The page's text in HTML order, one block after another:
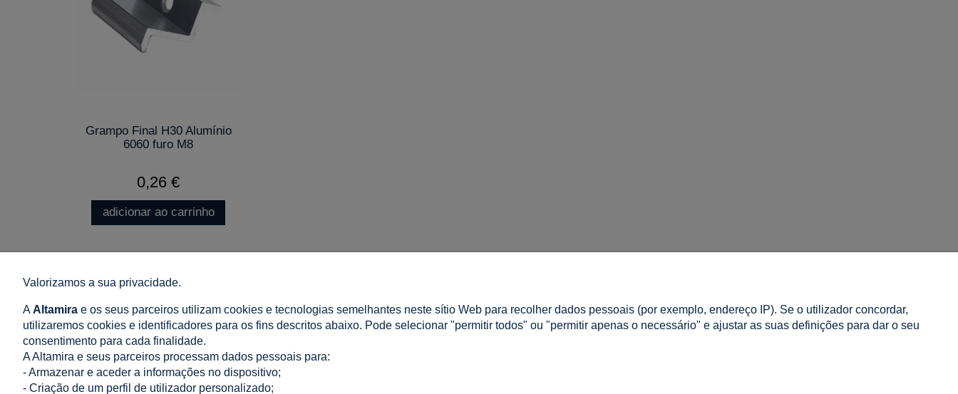
Grampo Final H30 Alumínio
6060 furo M8
0,26 €
adicionar ao carrinho
LOJA
Termos e Condições Gerais de Venda e Entrega
Métodos de Pagamento
Entrega: Preço e Tempo
Como comprar? Iniciar sessão
As minhas encomendas
Sobre nós
Contacto
Valorizamos a sua privacidade.
AAltamira e os seus parceiros utilizam cookies e tecnologias semelhantes neste sítio Web para recolher dados pessoais (por exemplo, endereço IP). Se o utilizador concordar,
utilizaremos cookies e identificadores para os fins descritos abaixo. Pode selecionar "permitir todos" ou "permitir apenas o necessário" e ajustar as suas definições para dar o seu
consentimento para cada finalidade.
A Altamira e seus parceiros processam dados pessoais para:
- Armazenar e aceder a informações no dispositivo;
- Criação de um perfil de utilizador personalizado;